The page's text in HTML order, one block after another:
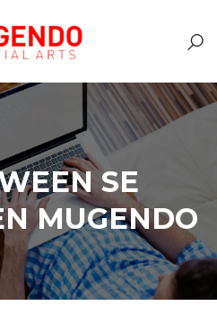
SE
MUGENDO